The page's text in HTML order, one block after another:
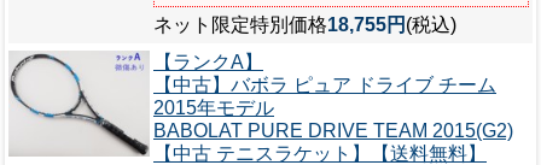
ネット限定特別価格18,755円 (税込)
【ランクA】
【中古】バボラ ピュア ドライブ チーム
2015年モデル
BABOLAT PURE DRIVE TEAM 2015(G2)
【中古 テニスラケット】【送料無料】